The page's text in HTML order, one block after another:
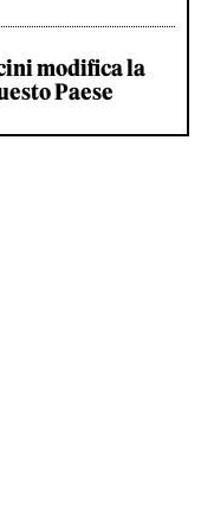
modifica la
Paese